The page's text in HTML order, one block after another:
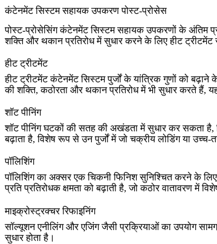
कंटेनमेंट सिस्टम सहायक उपकरण पोस्ट-प्रोसेस
पोस्ट-प्रोसेसिंग कंटेनमेंट सिस्टम सहायक उपकरणों के अंतिम
शक्ति और थकान प्रतिरोध में सुधार करने के लिएहीट ट्रीटमेंट
हीट ट्रीटमेंट
हीट ट्रीटमेंटकंटेनमेंट सिस्टम पुर्जों के यांत्रिक गुणों को
की शक्ति, कठोरता और थकान प्रतिरोध में भी सुधार करते हैं,
शॉट पीनिंग
शॉट पीनिंगघटकों की सतह की अखंडता में सुधार कर सकता है,
बढ़ाता है, विशेष रूप से उन पुर्जों में जो चक्रीय लोडिंग या उच्च-
पॉलिशिंग
पॉलिशिंगका अक्सर एक चिकनी फिनिश सुनिश्चित करने के लिए
प्रति प्रतिरोधक क्षमता को बढ़ाती है, जो कठोर वातावरण में
माइक्रोस्ट्रक्चर रिफाइनिंग
सॉल्यूशन एनीलिंगऔरएजिंगजैसी प्रक्रियाओं का उपयोग
सुधार होता है।